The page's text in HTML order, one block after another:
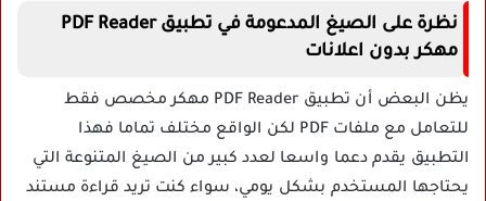
نظرة على الصيغ المدعومة في تطبيق PDF Reader
مهكر بدون اعلانات
يظن البعض أن تطبيق PDF Reader مهكر مخصص فقط
للتعامل مع ملفات PDF لكن الواقع مختلف تماما فهذا
التطبيق يقدم دعما واسعا لعدد كبير من الصيغ المتنوعة التي
يحتاجها المستخدم بشكل يومي، سواء كنت تريد قراءة مستند